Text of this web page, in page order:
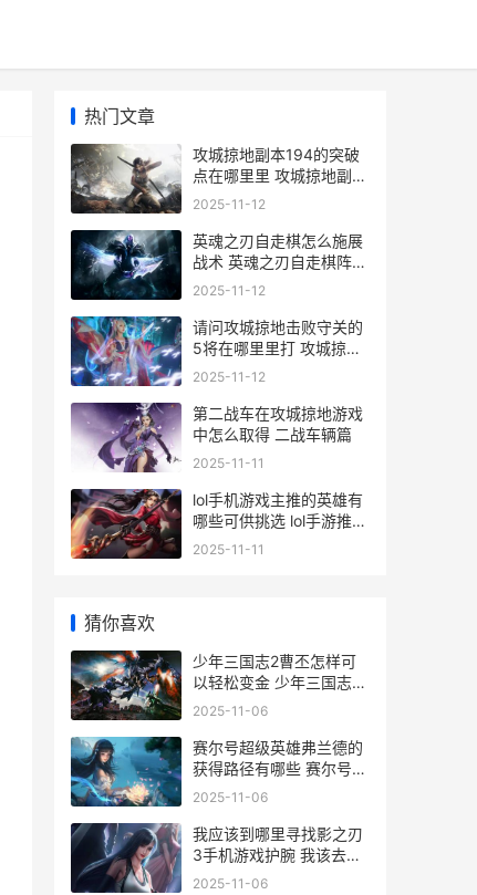
热门文章
攻城掠地副本194的突破
点在哪里里 攻城掠地副本
199怎么过啊
2025-11-12
英魂之刃自走棋怎么施展
战术 英魂之刃自走棋阵容
推荐
2025-11-12
请问攻城掠地击败守关的
5将在哪里里打 攻城掠地
击败孙尚香攻略大全
2025-11-12
第二战车在攻城掠地游戏
中怎么取得 二战车辆篇
2025-11-11
lol手机游戏主推的英雄有
哪些可供挑选 lol手游推荐
设置
2025-11-11
猜你喜欢
少年三国志2曹丕怎样可
以轻松变金 少年三国志2
曹仁
2025-11-06
赛尔号超级英雄弗兰德的
获得路径有哪些 赛尔号超
级英雄下载
2025-11-06
我应该到哪里寻找影之刃
3手机游戏护腕 我该去哪
里找你
2025-11-06